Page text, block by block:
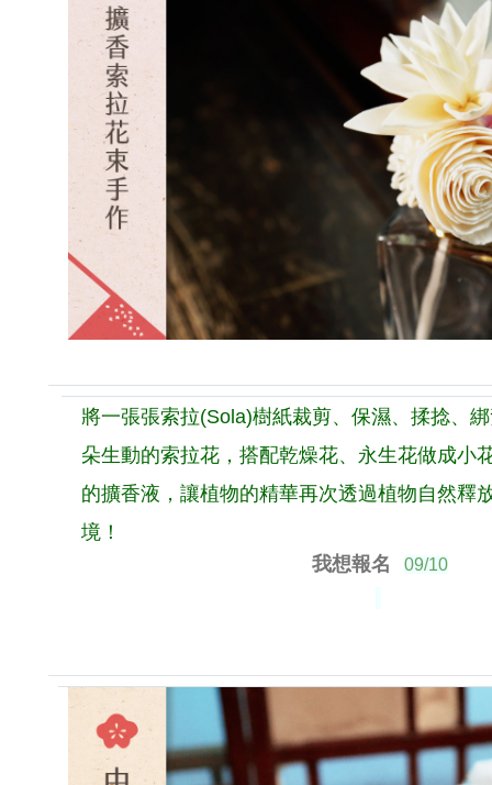
將一張張索拉(Sola)樹紙裁剪、保濕、揉捻、
朵生動的索拉花，搭配乾燥花、永生花做成小
的擴香液，讓植物的精華再次透過植物自然釋
境！
我想報名
09/10